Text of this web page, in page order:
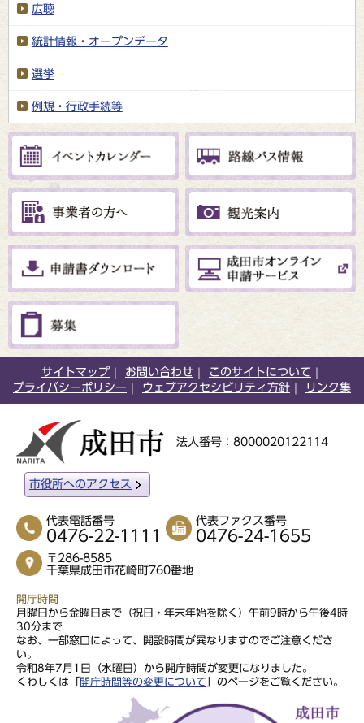
広聴
統計情報・オープンデータ
選挙
例規・行政手続等
サイトマップ お問い合わせ
このサイトについて
プライバシーポリシー
ウェブアクセシビリティ方針 リンク集
法人番号：8000020122114
市役所へのアクセス
代表電話番号
0476-22-1111
代表ファクス番号
0476-24-1655
〒286-8585
千葉県成田市花崎町760番地
開庁時間
月曜日から金曜日まで（祝日・年末年始を除く）午前9時から午後4時
30分まで
なお、一部窓口によって、開設時間が異なりますのでご注意くださ
い。
令和8年7月1日（水曜日）から開庁時間が変更になりました。
くわしくは「
開庁時間等の変更について 」のページをご覧ください。